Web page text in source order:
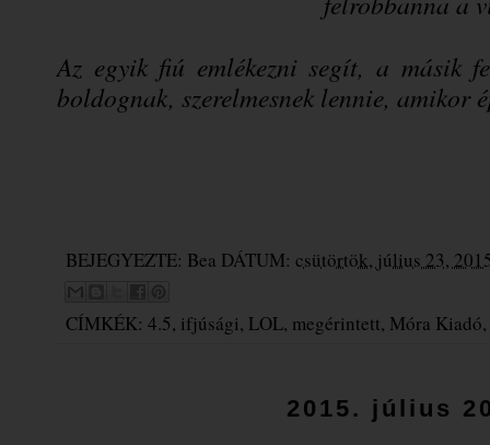
Az egyik fiú emlékezni segít, a másik
boldognak, szerelmesnek lennie, amikor
BEJEGYEZTE: Bea DÁTUM: csütörtök, július 23,
CÍMKÉK: 4.5, ifjúsági, LOL, megérintett, Móra Kiadó,
2015. július